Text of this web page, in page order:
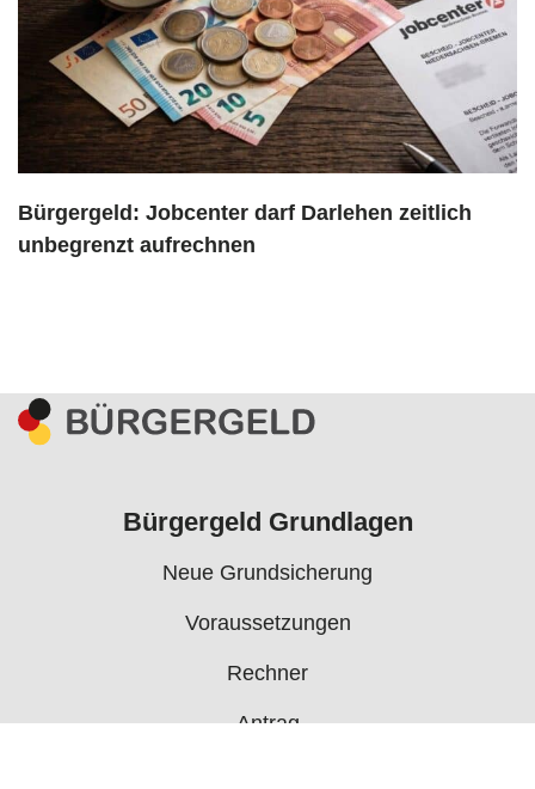
Bürgergeld: Jobcenter darf Darlehen zeitlich
unbegrenzt aufrechnen
Bürgergeld Grundlagen
Neue Grundsicherung
Voraussetzungen
Rechner
Antrag